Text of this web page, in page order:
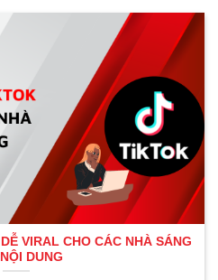
VIRAL CHO CÁC NHÀ SÁNG
DUNG